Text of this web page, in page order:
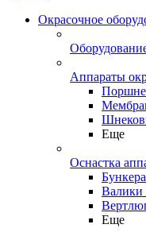
Окрасочное
Аппараты
Еще
Оснастка
Валики
Еще